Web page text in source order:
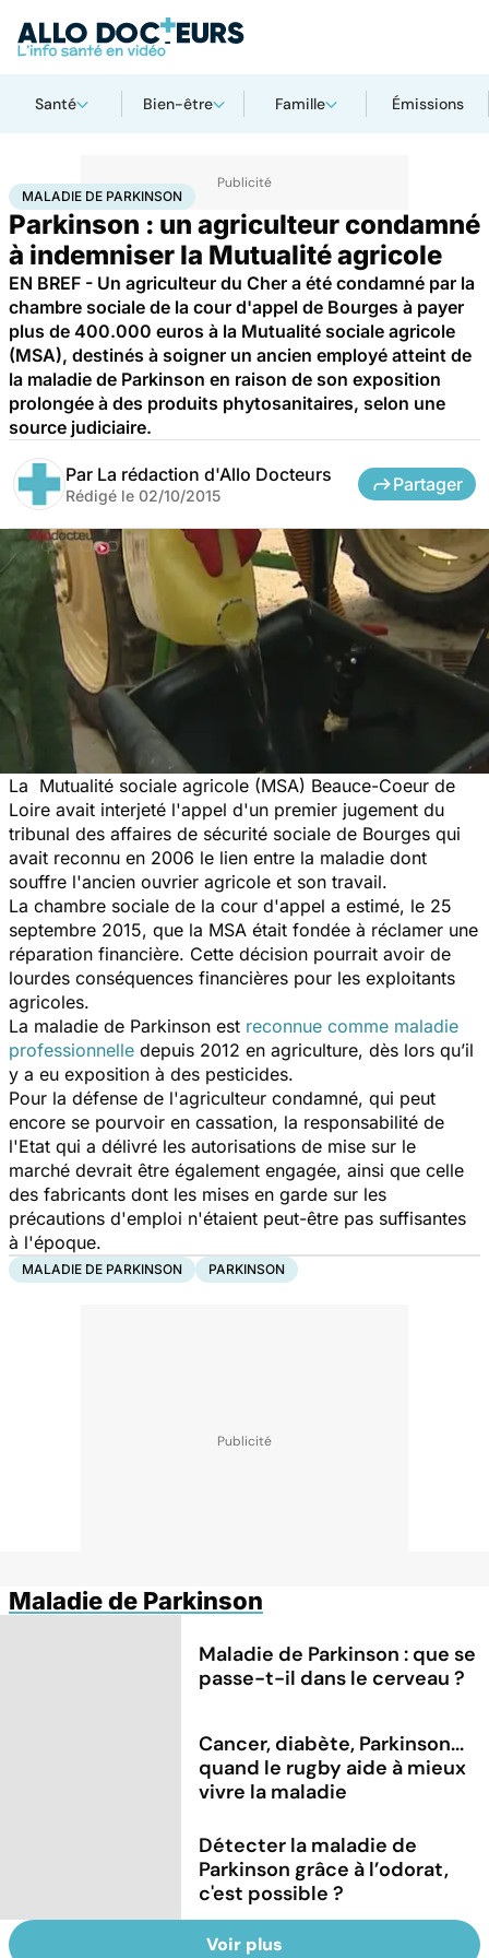
Santé Bien-être Famille Émissions
AccueilSantéSociétéJustice Maladie de Parkinson
MALADIE DE PARKINSON
Parkinson : un agriculteur condamné
à indemniser la Mutualité agricole
EN BREF - Un agriculteur du Cher a été condamné par la
chambre sociale de la cour d'appel de Bourges à payer
plus de 400.000 euros à la Mutualité sociale agricole
(MSA), destinés à soigner un ancien employé atteint de
la maladie de Parkinson en raison de son exposition
prolongée à des produits phytosanitaires, selon une
source judiciaire.
Par La rédaction d'Allo Docteurs
Rédigé le 02/10/2015
Partager
La Mutualité sociale agricole (MSA) Beauce-Coeur de
Loire avait interjeté l'appel d'un premier jugement du
tribunal des affaires de sécurité sociale de Bourges qui
avait reconnu en 2006 le lien entre la maladie dont
souffre l'ancien ouvrier agricole et son travail.
La chambre sociale de la cour d'appel a estimé, le 25
septembre 2015, que la MSA était fondée à réclamer une
réparation financière. Cette décision pourrait avoir de
lourdes conséquences financières pour les exploitants
agricoles.
La maladie de Parkinson est reconnue comme maladie
professionnelle depuis 2012 en agriculture, dès lors qu’il
y a eu exposition à des pesticides.
Pour la défense de l'agriculteur condamné, qui peut
encore se pourvoir en cassation, la responsabilité de
l'Etat qui a délivré les autorisations de mise sur le
marché devrait être également engagée, ainsi que celle
des fabricants dont les mises en garde sur les
précautions d'emploi n'étaient peut-être pas suffisantes
à l'époque.
MALADIE DE PARKINSON PARKINSON
Maladie de Parkinson
Maladie de Parkinson : que se
passe-t-il dans le cerveau ?
Cancer, diabète, Parkinson...
quand le rugby aide à mieux
vivre la maladie
Détecter la maladie de
Parkinson grâce à l’odorat,
c'est possible ?
Voir plus